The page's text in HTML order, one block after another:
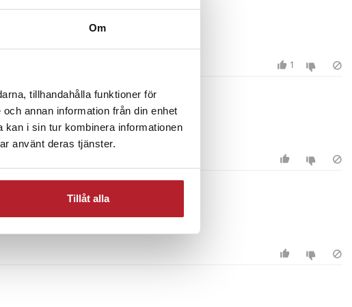
Om
tillhandahålla funktioner för
annan information från din enhet
i sin tur kombinera informationen
använt deras tjänster.
Tillåt alla
1